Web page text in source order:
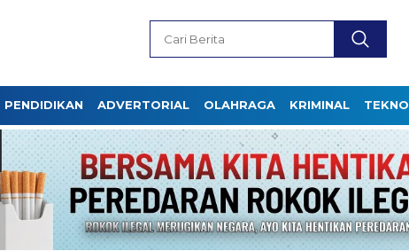
PENDIDIKAN ADVERTORIAL OLAHRAGA KRIMINAL TEKNO